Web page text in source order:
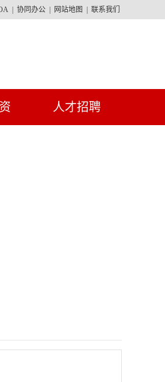
协同办公 网站地图 联系我们
人才招聘